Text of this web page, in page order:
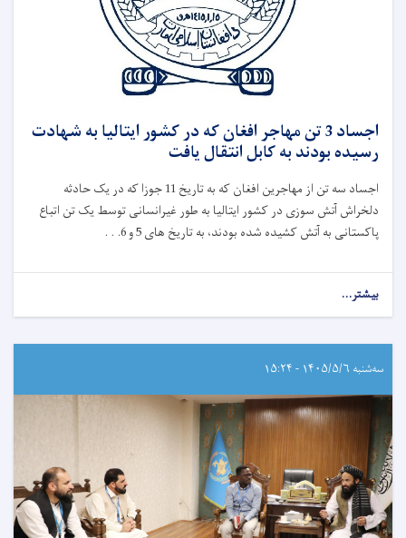
اجساد 3 تن مهاجر افغان که در کشور ایتالیا به شهادت
رسیده بودند به کابل انتقال یافت
اجساد سه تن از مهاجرین افغان که به تاریخ 11 جوزا که در یک حادثه
دلخراش آتش‌ سوزی در کشور ایتالیا به طور غیرانسانی توسط یک تن اتباع
پاکستانی به آتش کشیده شده بودند، به تاریخ های 5 و 6. . .
بیشتر...
سه‌شنبه ۱۴۰۵/۵/۶ - ۱۵:۲۴